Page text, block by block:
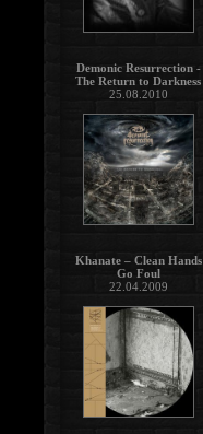
Demonic Resurrection -
The Return to Darkness
25.08.2010
Khanate – Clean Hands
Go Foul
22.04.2009